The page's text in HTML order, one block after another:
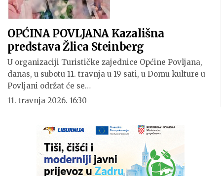
OPĆINA POVLJANA Kazališna
predstava Žlica Steinberg
U organizaciji Turističke zajednice Općine Povljana,
danas, u subotu 11. travnja u 19 sati, u Domu kulture u
Povljani održat će se…
11. travnja 2026. 16:30